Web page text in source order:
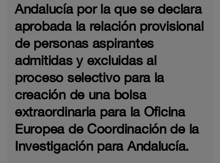
Andalucía por la que se declara
aprobada la relación provisional
de personas aspirantes
admitidas y excluidas al
proceso selectivo para la
creación de una bolsa
extraordinaria para la Oficina
Europea de Coordinación de la
Investigación para Andalucía.